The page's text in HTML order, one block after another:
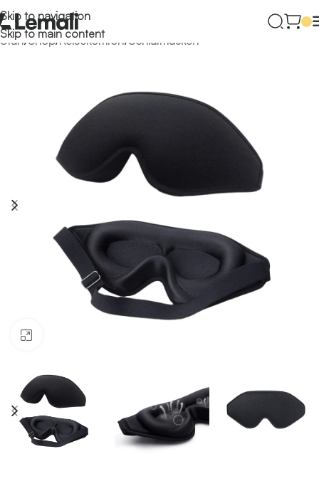
Skip to navigation
Skip to main content
Start/Shop/Reisekomfort/Schlafmasken